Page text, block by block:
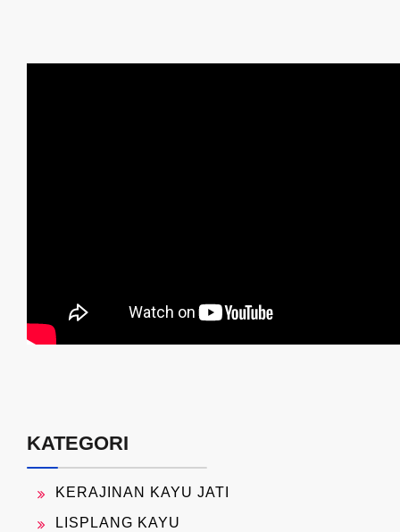
KATEGORI
KERAJINAN KAYU JATI
LISPLANG KAYU